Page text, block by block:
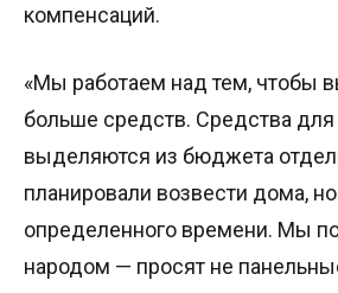
компенсаций.
«Мы работаем над тем, чтобы
больше средств. Средства
выделяются из бюджета
планировали возвести дома, но
определенного времени. Мы
народом — просят не